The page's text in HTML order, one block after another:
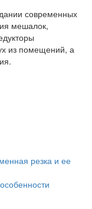
современных
мешалок,
из помещений, а
резка и ее